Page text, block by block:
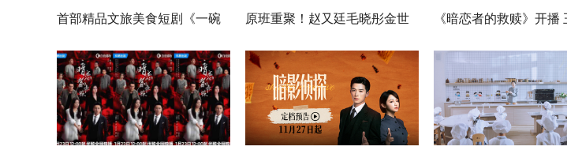
首部精品文旅美食短剧《一碗
泉州之姜母鸭》今日上线 祝贺
泉州荣膺“世界美食之都”
原班重聚！赵又廷毛晓彤金世
佳《问心2》杀青，医心焕新
《暗恋者的救赎》开播
袁弘黄宗泽蒋欣开启高
真心局